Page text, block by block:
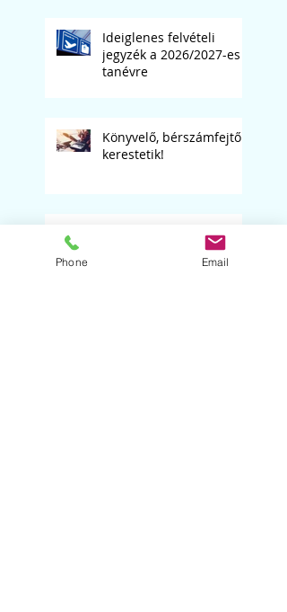
Ideiglenes felvételi
jegyzék a 2026/2027-es
tanévre
Könyvelő, bérszámfejtő
kerestetik!
tanárunkat keressük
Phone Email